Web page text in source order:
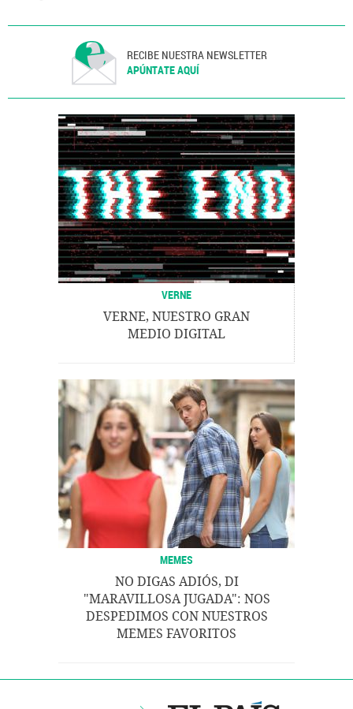
RECIBE NUESTRA NEWSLETTER
APÚNTATE AQUÍ
VERNE
VERNE, NUESTRO GRAN
MEDIO DIGITAL
MEMES
NO DIGAS ADIÓS, DI
"MARAVILLOSA JUGADA": NOS
DESPEDIMOS CON NUESTROS
MEMES FAVORITOS